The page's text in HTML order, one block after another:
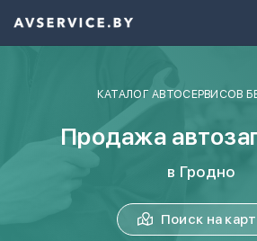
КАТАЛОГ АВТОСЕРВИСОВ
Продажа
в Гродно
Поиск на